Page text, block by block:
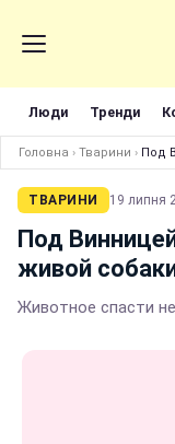
Люди Тренди
Головна › Тварини › Под
ТВАРИНИ 19 липня
Под
живой
Животное спасти